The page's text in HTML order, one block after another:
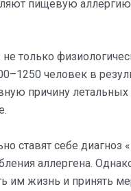
пищевую
только
человек в
причину
ставят себе
аллергена.
им жизнь и принять